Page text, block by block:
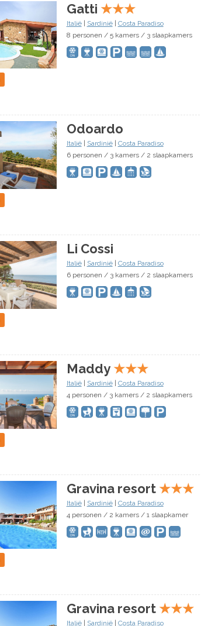
Gatti ★★★
Italië| Sardinië| Costa Paradiso
8 personen / 5 kamers / 3 slaapkamers
Odoardo
Italië| Sardinië| Costa Paradiso
6 personen / 3 kamers / 2 slaapkamers
Li Cossi
Italië| Sardinië| Costa Paradiso
6 personen / 3 kamers / 2 slaapkamers
Maddy ★★★
Italië| Sardinië| Costa Paradiso
4 personen / 3 kamers / 2 slaapkamers
Gravina resort ★★★
Italië| Sardinië| Costa Paradiso
4 personen / 2 kamers / 1 slaapkamer
Gravina resort ★★★
Italië| Sardinië| Costa Paradiso